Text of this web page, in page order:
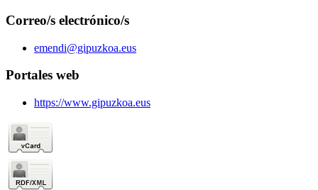
Correo/s electrónico/s
emendi@gipuzkoa.eus
Portales web
https://www.gipuzkoa.eus